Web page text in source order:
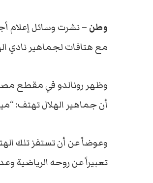
وطن – نشرت وسائل إعلام
مع هتافات لجماهير نادي
وظهر رونالدو في مقطع
أن جماهير الهلال تهتف:
وعوضاً عن أن تستفز تلك
تعبيراً عن روحه الرياضية